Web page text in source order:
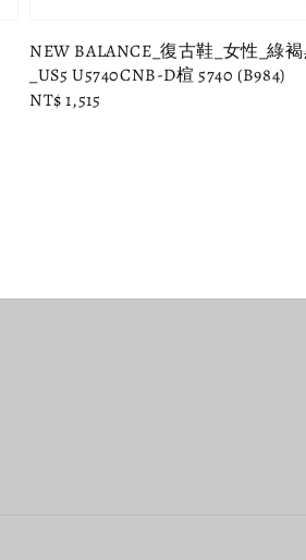
NEW BALANCE_復古鞋_女性_綠
_US5 U5740CNB-D楦 5740 (B984)
Regular
NT$ 1,515